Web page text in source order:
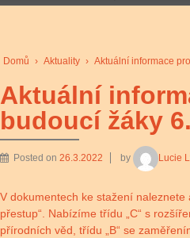
Domů › Aktuality › Aktuální informace
Aktuální
budoucí žáky
Posted on 26.3.2022 by Lucie
V dokumentech ke stažení naleznete
přestup“. Nabízíme třídu „C“ s
přírodních věd, třídu „B“ se